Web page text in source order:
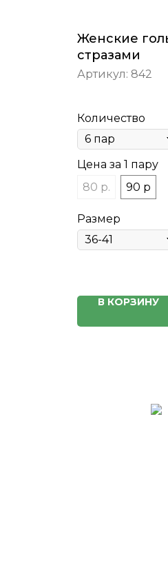
Женские
стразами
Артикул: 842
Количество
Цена за 1 пару
80 р.
90 р
Размер
В КОРЗИНУ